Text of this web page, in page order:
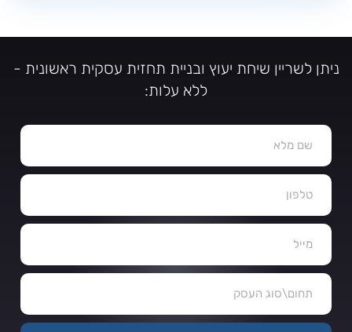
ניתן לשריין שיחת יעוץ ובניית תחזית עסקית ראשונית -
ללא עלות: